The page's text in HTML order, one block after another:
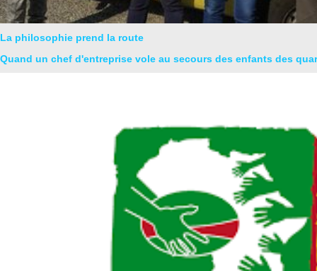
La philosophie prend la route
Quand un chef d'entreprise vole au secours des enfants des